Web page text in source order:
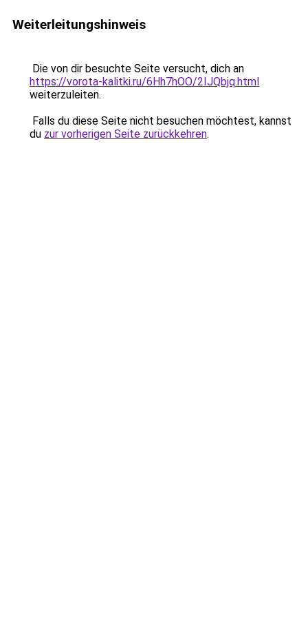
Weiterleitungshinweis
Die von dir besuchte Seite versucht, dich an
https://vorota-kalitki.ru/6Hh7hOO/2IJQbjq.html
weiterzuleiten.
Falls du diese Seite nicht besuchen möchtest, kannst
du zur vorherigen Seite zurückkehren.